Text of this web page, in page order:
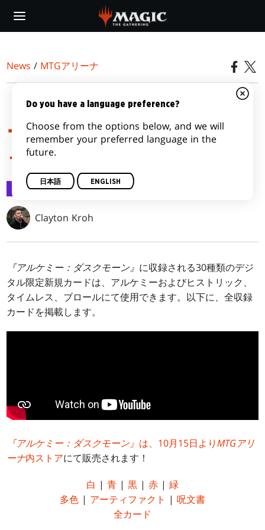
main
News / MTGアリーナ
『アルケミー：ダスクモ
ーン』カードイメージギ
ャラリー
MTGアリーナ 2024/10/14
Clayton Kroh
『アルケミー：ダスクモーン』 に収録される30種類のデジ
タル限定新規カードは、アルケミーおよびヒストリック、
タイムレス、ブロールにて使用できます。以下に、全収録
カードを掲載します。
『アルケミー：ダスクモーン』 は、10月15日よりMTGアリ
ーナ内ストアにて販売されます！
白 | 青 | 黒 | 赤 | 緑
多色 | アーティファクト | 呪文書
全カード
Do you have a language preference?
Choose from the options below, and we will
remember your preferred language in the
future.
日本語 ENGLISH